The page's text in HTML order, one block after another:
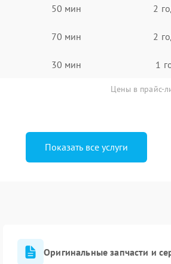
50 мин 2
70 мин 2
30 мин 1
Цены в прайс-
Показать все услуги
Оригинальные запчасти и